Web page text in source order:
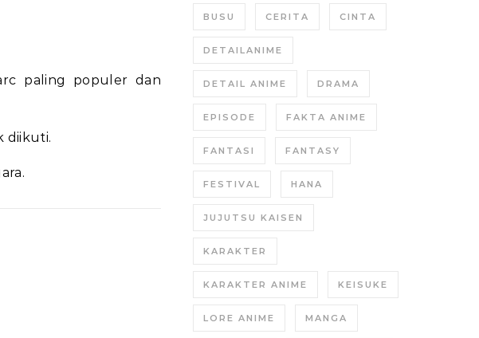
paling populer dan
diikuti.
BUSU CERITA CINTA
DETAILANIME
DETAIL ANIME DRAMA
EPISODE FAKTA ANIME
FANTASI FANTASY
FESTIVAL HANA
JUJUTSU KAISEN
KARAKTER
KARAKTER ANIME KEISUKE
LORE ANIME MANGA